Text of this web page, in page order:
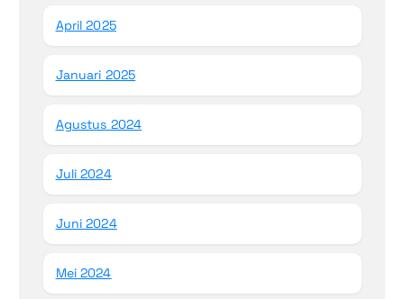
April 2025
Januari 2025
Agustus 2024
Juli 2024
Juni 2024
Mei 2024